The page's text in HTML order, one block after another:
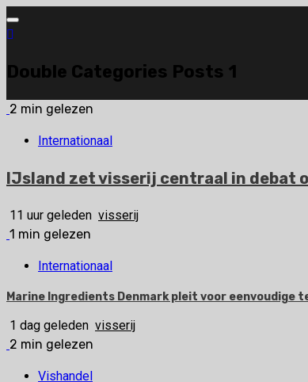
Ga
naar
inhoud
Double Categories Posts 1
2 min gelezen
Internationaal
IJsland zet visserij centraal in debat
11 uur geleden visserij
1 min gelezen
Internationaal
Marine Ingredients Denmark pleit voor eenvoudige
1 dag geleden visserij
2 min gelezen
Vishandel